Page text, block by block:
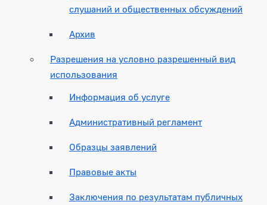
слушаний и общественных обсуждений
Архив
Разрешения на условно разрешенный вид
использования
Информация об услуге
Административный регламент
Образцы заявлений
Правовые акты
Заключения по результатам публичных